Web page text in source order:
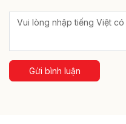
Gửi bình luận